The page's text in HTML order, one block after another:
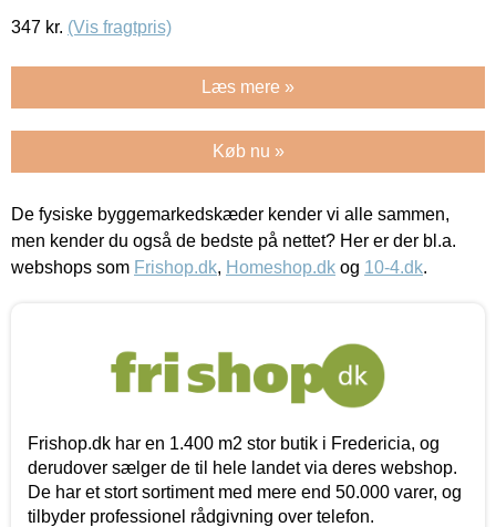
347 kr. (Vis fragtpris)
Læs mere »
Køb nu »
De fysiske byggemarkedskæder kender vi alle sammen,
men kender du også de bedste på nettet? Her er der bl.a.
webshops som Frishop.dk, Homeshop.dk og 10-4.dk.
Frishop.dk har en 1.400 m2 stor butik i Fredericia, og
derudover sælger de til hele landet via deres webshop.
De har et stort sortiment med mere end 50.000 varer, og
tilbyder professionel rådgivning over telefon.